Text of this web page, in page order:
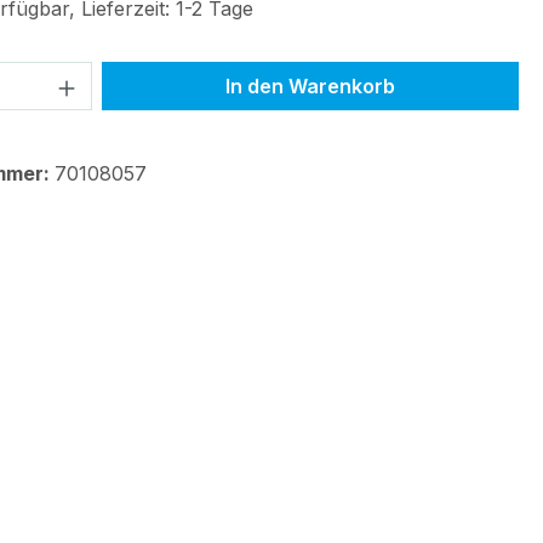
Lieferzeit: 1-2 Tage
Anzahl: Gib den gewünschten Wert
In den Warenkorb
70108057